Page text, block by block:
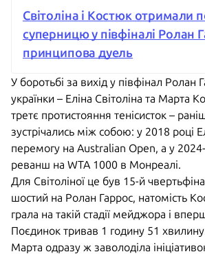
Світоліна і Костюк отримали
суперницю у півфіналі Ролан
принципова дуель
У боротьбі за вихід у півфінал Ролан
українки – Еліна Світоліна та Марта
третє протистояння тенісисток –
зустрічались між собою: у 2018 році
перемогу на Australian Open, а у
реванш на WTA 1000 в Монреалі.
Для Світоліної це був 15-й
шостий на Ролан Гаррос, натомість
грала на такій стадії мейджора і
Поєдинок тривав 1 годину 51
Марта одразу ж заволоділа